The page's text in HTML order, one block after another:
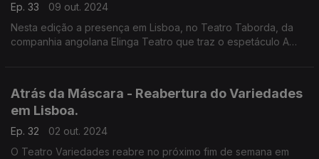
Ep. 33
09 out. 2024
Nesta edição a presença em Lisboa, no Teatro Taborda, da
companhia angolana Elinga Teatro que traz o espetáculo A
Atrás da Máscara - Reabertura do Variedades
em Lisboa.
Ep. 32
02 out. 2024
O Teatro Variedades reabre no próximo fim de semana em